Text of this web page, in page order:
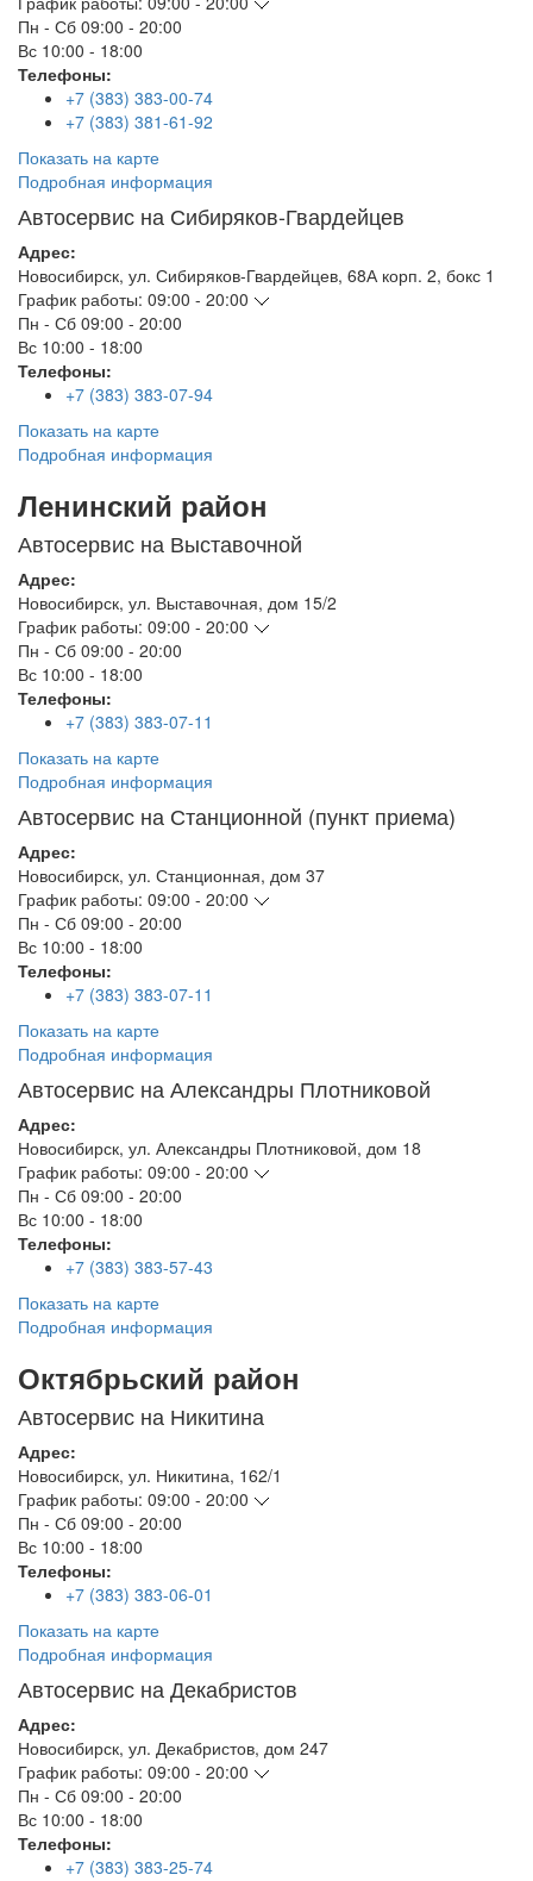
Пн - Сб 09:00 - 20:00
Вс 10:00 - 18:00
Телефоны:
+7 (383) 383-00-74
+7 (383) 381-61-92
Показать на карте
Подробная информация
Автосервис на Сибиряков-Гвардейцев
Адрес:
Новосибирск, ул. Сибиряков-Гвардейцев, 68А корп. 2, бокс 1
График работы: 09:00 - 20:00
Пн - Сб 09:00 - 20:00
Вс 10:00 - 18:00
Телефоны:
+7 (383) 383-07-94
Показать на карте
Подробная информация
Ленинский район
Автосервис на Выставочной
Адрес:
Новосибирск, ул. Выставочная, дом 15/2
График работы: 09:00 - 20:00
Пн - Сб 09:00 - 20:00
Вс 10:00 - 18:00
Телефоны:
+7 (383) 383-07-11
Показать на карте
Подробная информация
Автосервис на Станционной (пункт приема)
Адрес:
Новосибирск, ул. Станционная, дом 37
График работы: 09:00 - 20:00
Пн - Сб 09:00 - 20:00
Вс 10:00 - 18:00
Телефоны:
+7 (383) 383-07-11
Показать на карте
Подробная информация
Автосервис на Александры Плотниковой
Адрес:
Новосибирск, ул. Александры Плотниковой, дом 18
График работы: 09:00 - 20:00
Пн - Сб 09:00 - 20:00
Вс 10:00 - 18:00
Телефоны:
+7 (383) 383-57-43
Показать на карте
Подробная информация
Октябрьский район
Автосервис на Никитина
Адрес:
Новосибирск, ул. Никитина, 162/1
График работы: 09:00 - 20:00
Пн - Сб 09:00 - 20:00
Вс 10:00 - 18:00
Телефоны:
+7 (383) 383-06-01
Показать на карте
Подробная информация
Автосервис на Декабристов
Адрес:
Новосибирск, ул. Декабристов, дом 247
График работы: 09:00 - 20:00
Пн - Сб 09:00 - 20:00
Вс 10:00 - 18:00
Телефоны:
+7 (383) 383-25-74